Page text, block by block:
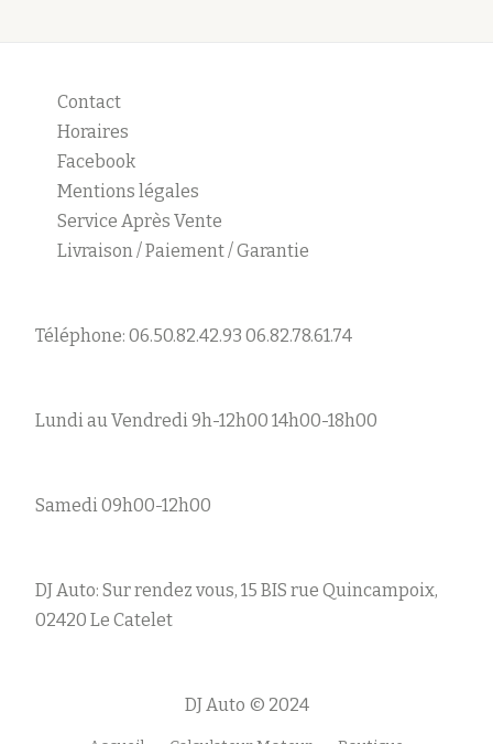
Contact
Horaires
Facebook
Mentions légales
Service Après Vente
Livraison / Paiement / Garantie
Téléphone: 06.50.82.42.93 06.82.78.61.74
Lundi au Vendredi 9h-12h00 14h00-18h00
Samedi 09h00-12h00
DJ Auto: Sur rendez vous, 15 BIS rue Quincampoix,
02420 Le Catelet
DJ Auto © 2024